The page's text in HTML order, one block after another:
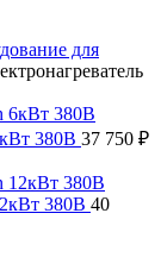
для
380В 37 750 ₽
380В 40